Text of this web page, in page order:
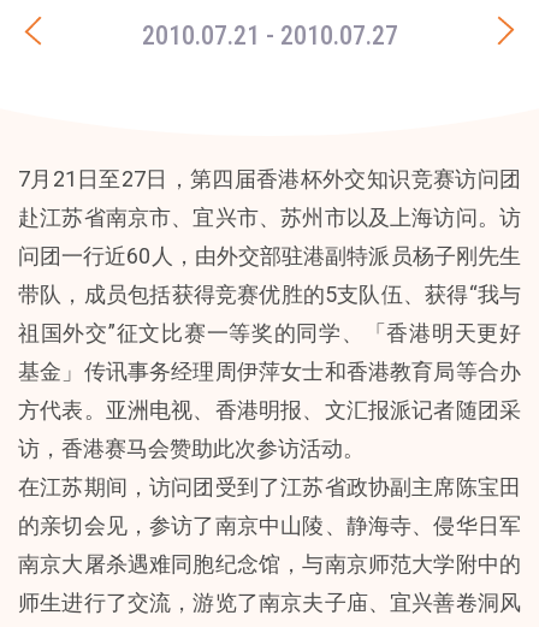
2010.07.21 - 2010.07.27
7月21日至27日，第四届香港杯外交知识竞赛访问团
赴江苏省南京市、宜兴市、苏州市以及上海访问。访
问团一行近60人，由外交部驻港副特派员杨子刚先生
带队，成员包括获得竞赛优胜的5支队伍、获得“我与
祖国外交”征文比赛一等奖的同学、「香港明天更好
基金」传讯事务经理周伊萍女士和香港教育局等合办
方代表。亚洲电视、香港明报、文汇报派记者随团采
访，香港赛马会赞助此次参访活动。
在江苏期间，访问团受到了江苏省政协副主席陈宝田
的亲切会见，参访了南京中山陵、静海寺、侵华日军
南京大屠杀遇难同胞纪念馆，与南京师范大学附中的
师生进行了交流，游览了南京夫子庙、宜兴善卷洞风